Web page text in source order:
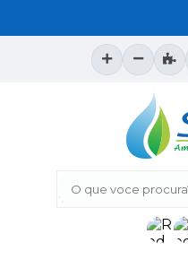
O que voce procura?